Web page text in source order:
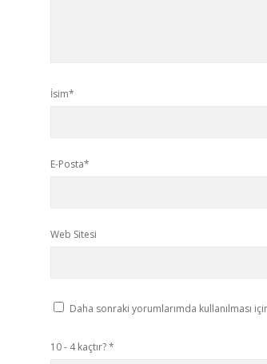
İsim*
E-Posta*
Web Sitesi
Daha sonraki yorumlarımda kullanılması
10 - 4 kaçtır?*